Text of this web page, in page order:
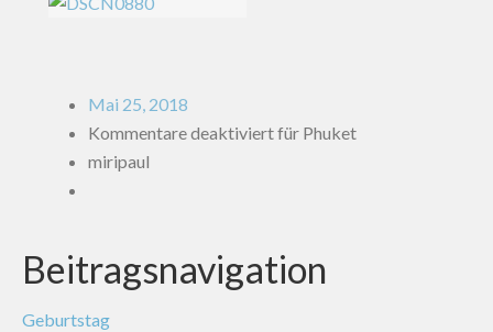
Mai 25, 2018
Kommentare deaktiviertfür Phuket
miripaul
Beitragsnavigation
Geburtstag